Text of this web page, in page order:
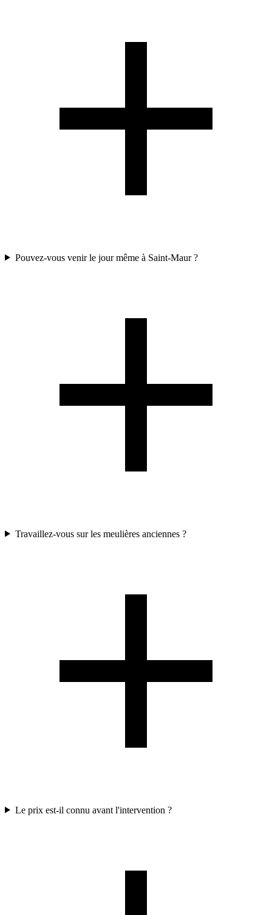
Pouvez-vous venir le jour même à Saint-Maur ?
Travaillez-vous sur les meulières anciennes ?
Le prix est-il connu avant l'intervention ?